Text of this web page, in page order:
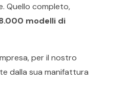
Quello completo,
modelli di
per il nostro
dalla sua manifattura